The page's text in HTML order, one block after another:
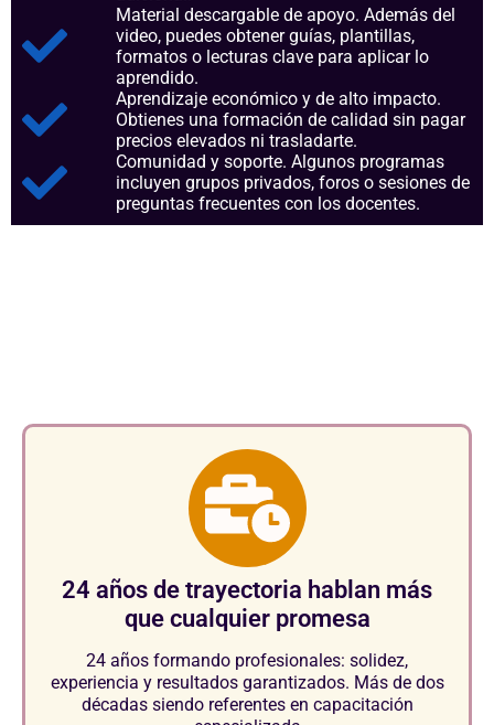
Material descargable de apoyo. Además del
video, puedes obtener guías, plantillas,
formatos o lecturas clave para aplicar lo
aprendido.
Aprendizaje económico y de alto impacto.
Obtienes una formación de calidad sin pagar
precios elevados ni trasladarte.
Comunidad y soporte. Algunos programas
incluyen grupos privados, foros o sesiones de
preguntas frecuentes con los docentes.
24 años de trayectoria hablan más
que cualquier promesa
24 años formando profesionales: solidez,
experiencia y resultados garantizados. Más de dos
décadas siendo referentes en capacitación